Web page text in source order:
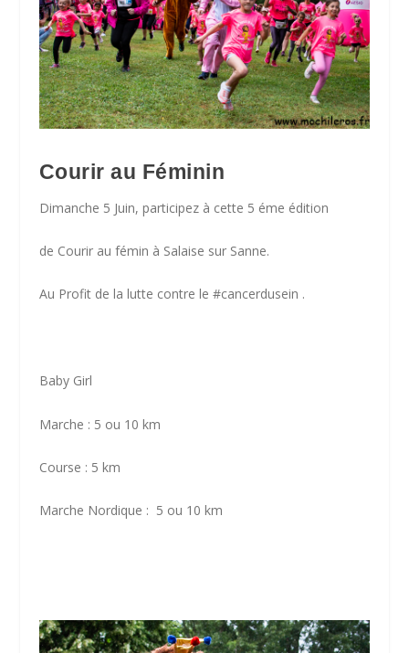
Courir au Féminin
Dimanche 5 Juin, participez à cette 5 éme édition
de Courir au fémin à Salaise sur Sanne.
Au Profit de la lutte contre le #cancerdusein .
Baby Girl
Marche : 5 ou 10 km
Course : 5 km
Marche Nordique : 5 ou 10 km